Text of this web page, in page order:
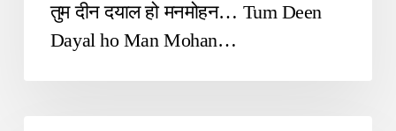
तुम दीन दयाल हो मनमोहन… Tum Deen
Dayal ho Man Mohan…